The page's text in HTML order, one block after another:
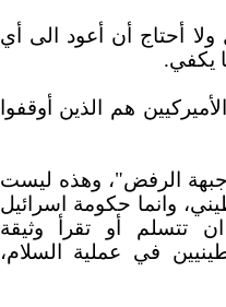
أحتاج أن أعود الى أي
يكفي.
هم الذين أوقفوا
الرفض"، وهذه ليست
وانما حكومة اسرائيل
تتسلم أو تقرأ وثيقة
في عملية السلام،